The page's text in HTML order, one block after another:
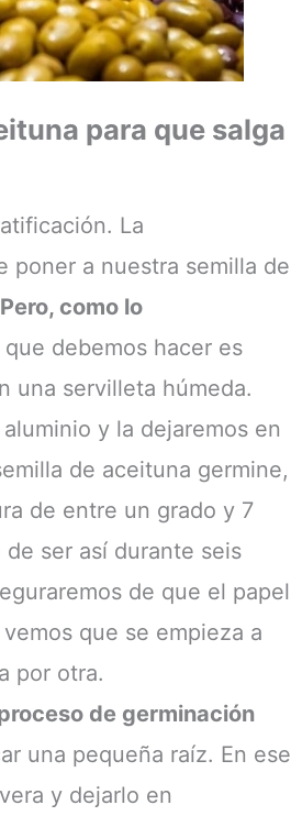
para que salga
La
poner a nuestra semilla de
Pero, como lo
debemos hacer es
una servilleta húmeda.
y la dejaremos en
de aceituna germine,
de entre un grado y 7
ser así durante seis
de que el papel
que se empieza a
por otra.
de germinación
una pequeña raíz. En ese
y dejarlo en